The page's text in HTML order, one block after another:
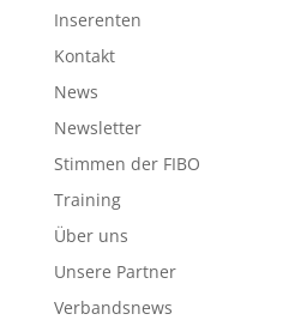
Inserenten
Kontakt
News
Newsletter
Stimmen der FIBO
Training
Über uns
Unsere Partner
Verbandsnews